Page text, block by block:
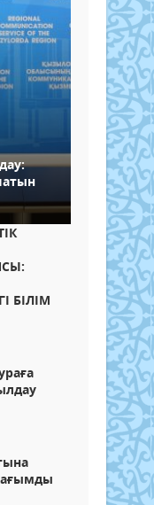
БІЛІМ